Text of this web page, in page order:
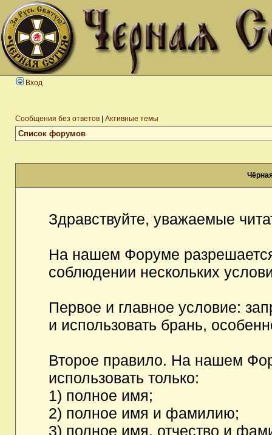
Вход
Сообщения без ответов Активные темы
Список форумов
Здравствуйте, уважаемые
На нашем Форуме
соблюдении нескольких
Первое и главное условие:
и использовать брань,
Второе правило. На нашем
использовать только:
1) полное имя;
2) полное имя и фамилию;
3) полное имя, отчество и